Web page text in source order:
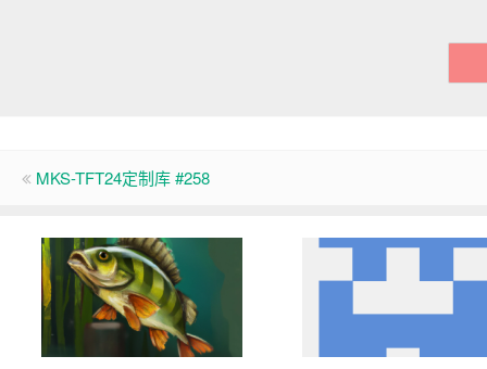
MKS-TFT24定制库 #258